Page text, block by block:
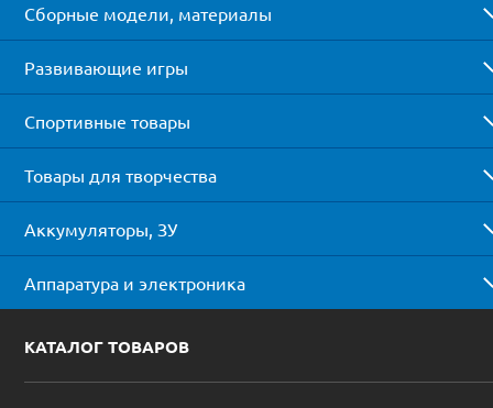
Сборные модели, материалы
Развивающие игры
Спортивные товары
Товары для творчества
Аккумуляторы, ЗУ
Аппаратура и электроника
КАТАЛОГ ТОВАРОВ